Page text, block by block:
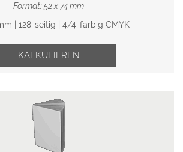
Format: 52 x 74 mm
| 128-seitig | 4/4-farbig CMYK
KALKULIEREN